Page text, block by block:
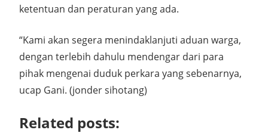
ketentuan dan peraturan yang ada.
“Kami akan segera menindaklanjuti aduan warga,
dengan terlebih dahulu mendengar dari para
pihak mengenai duduk perkara yang sebenarnya,
ucap Gani. (jonder sihotang)
Related posts: